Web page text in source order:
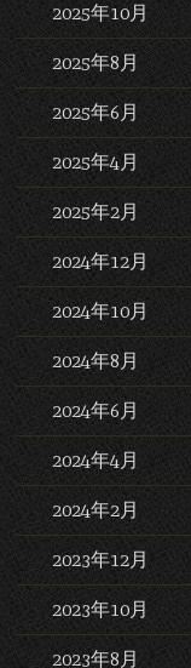
2025年10月
2025年8月
2025年6月
2025年4月
2025年2月
2024年12月
2024年10月
2024年8月
2024年6月
2024年4月
2024年2月
2023年12月
2023年10月
2023年8月